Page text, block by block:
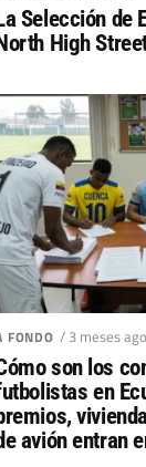
Selección de
High
FONDO / 3 meses ago
son los
en
avión entran